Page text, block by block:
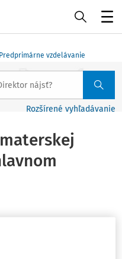
Predprimárne vzdelávanie
Rozšírené vyhľadávanie
materskej školy o